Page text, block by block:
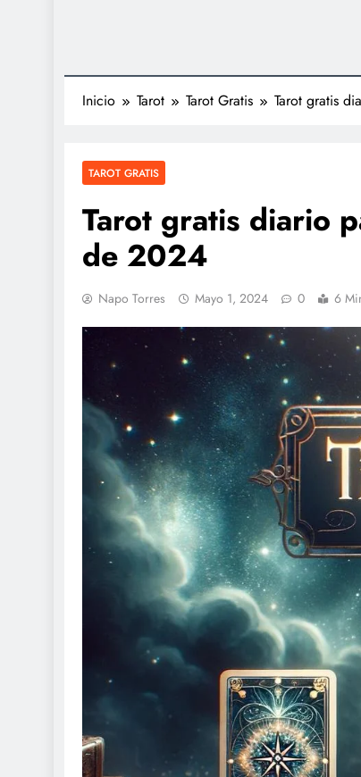
Inicio Tarot Tarot Gratis Tarot gratis
TAROT GRATIS
Tarot gratis diario
de 2024
Napo Torres Mayo 1, 2024 0 6